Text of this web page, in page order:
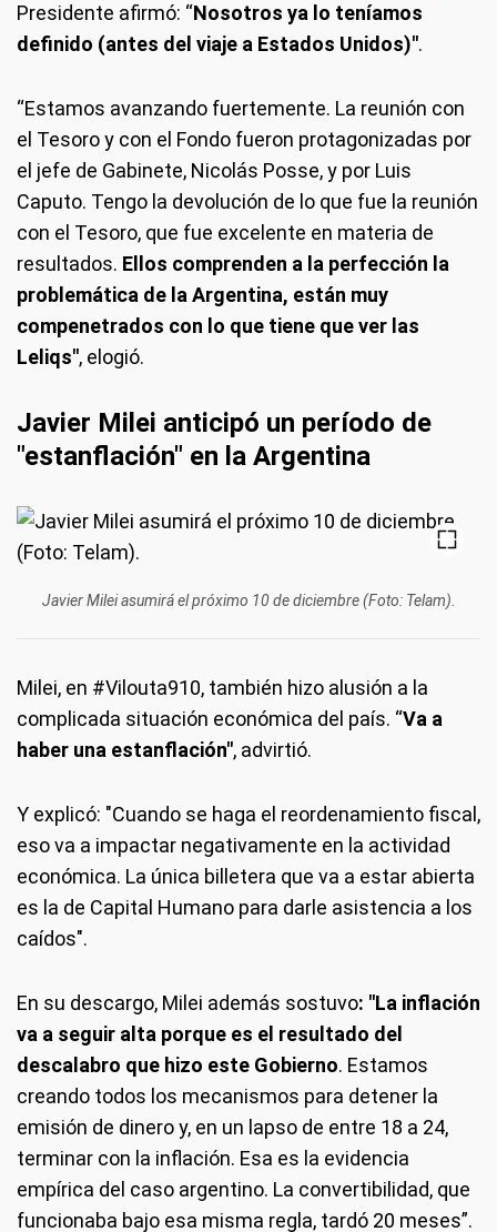
Presidente afirmó: “Nosotros ya lo teníamos
definido (antes del viaje a Estados Unidos)".
“Estamos avanzando fuertemente. La reunión con
el Tesoro y con el Fondo fueron protagonizadas por
el jefe de Gabinete, Nicolás Posse, y por Luis
Caputo. Tengo la devolución de lo que fue la reunión
con el Tesoro, que fue excelente en materia de
resultados. Ellos comprenden a la perfección la
problemática de la Argentina, están muy
compenetrados con lo que tiene que ver las
Leliqs", elogió.
Javier Milei anticipó un período de
"estanflación" en la Argentina
Javier Milei asumirá el próximo 10 de diciembre (Foto: Telam).
Milei, en #Vilouta910, también hizo alusión a la
complicada situación económica del país. “Va a
haber una estanflación", advirtió.
Y explicó: "Cuando se haga el reordenamiento fiscal,
eso va a impactar negativamente en la actividad
económica. La única billetera que va a estar abierta
es la de Capital Humano para darle asistencia a los
caídos".
En su descargo, Milei además sostuvo: "La inflación
va a seguir alta porque es el resultado del
descalabro que hizo este Gobierno. Estamos
creando todos los mecanismos para detener la
emisión de dinero y, en un lapso de entre 18 a 24,
terminar con la inflación. Esa es la evidencia
empírica del caso argentino. La convertibilidad, que
funcionaba bajo esa misma regla, tardó 20 meses”.